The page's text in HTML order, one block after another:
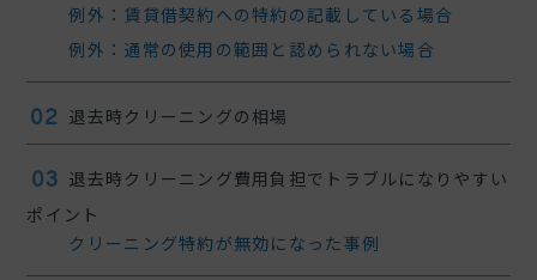
例外：賃貸借契約への特約の記載している場合
例外：通常の使用の範囲と認められない場合
退去時クリーニングの相場
退去時クリーニング費用負担でトラブルになりやすい
ポイント
クリーニング特約が無効になった事例